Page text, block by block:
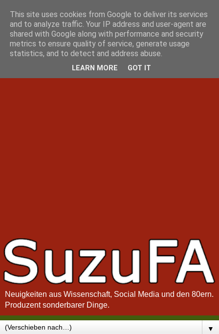
Neuigkeiten aus Wissenschaft, Social Media und den 80ern.
Produzent sonderbarer Dinge.
▼
This site uses cookies from Google to deliver its services
and to analyze traffic. Your IP address and user-agent are
shared with Google along with performance and security
metrics to ensure quality of service, generate usage
statistics, and to detect and address abuse.
LEARN MORE GOT IT